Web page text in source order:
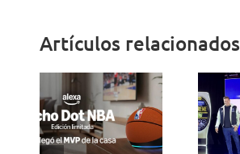
Artículos relacionados